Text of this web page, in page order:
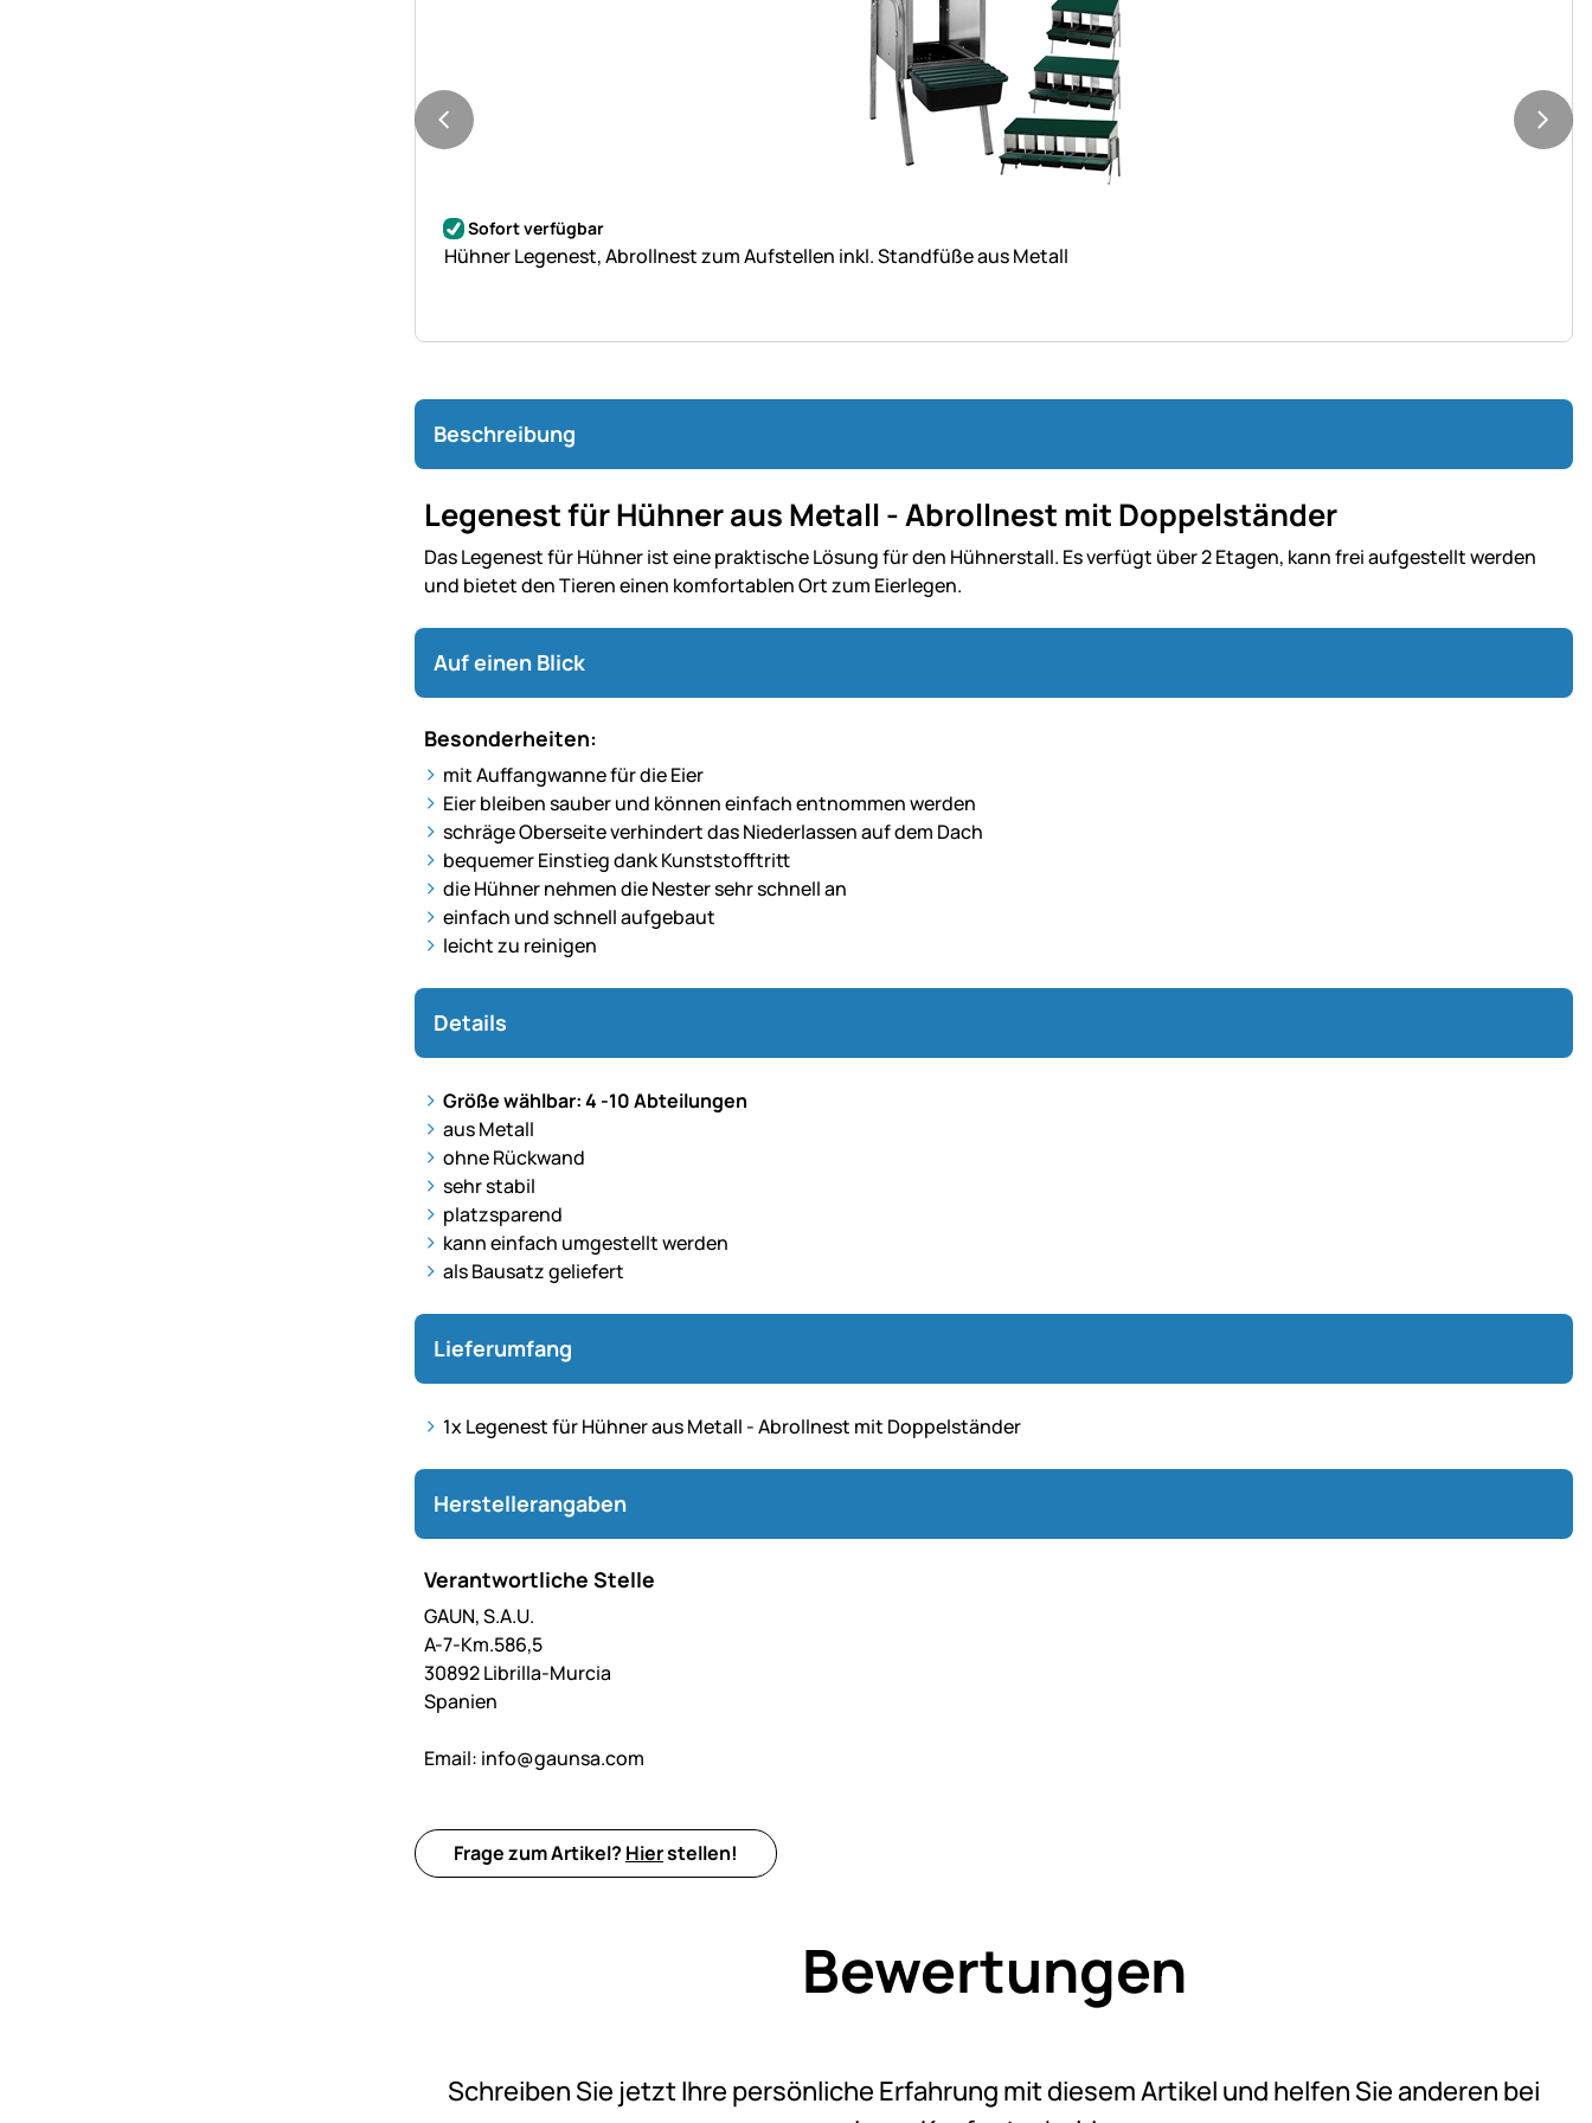
Noch keine Bewertungen abgegeben
Sofort verfügbar
Hühner Legenest, Abrollnest zum Aufstellen inkl. Standfüße aus Metall
Beschreibung
Legenest für Hühner aus Metall - Abrollnest mit Doppelständer
Das Legenest für Hühner ist eine praktische Lösung für den Hühnerstall. Es verfügt über 2 Etagen, kann frei aufgestellt werden
und bietet den Tieren einen komfortablen Ort zum Eierlegen.
Auf einen Blick
Besonderheiten:
mit Auffangwanne für die Eier
Eier bleiben sauber und können einfach entnommen werden
schräge Oberseite verhindert das Niederlassen auf dem Dach
bequemer Einstieg dank Kunststofftritt
die Hühner nehmen die Nester sehr schnell an
einfach und schnell aufgebaut
leicht zu reinigen
Details
Größe wählbar: 4 -10 Abteilungen
aus Metall
ohne Rückwand
sehr stabil
platzsparend
kann einfach umgestellt werden
als Bausatz geliefert
Lieferumfang
1x Legenest für Hühner aus Metall - Abrollnest mit Doppelständer
Herstellerangaben
Verantwortliche Stelle
GAUN, S.A.U.
A-7-Km.586,5
30892 Librilla-Murcia
Spanien
Email: info@gaunsa.com
Frage zum Artikel? Hierstellen!
Bewertungen
Schreiben Sie jetzt Ihre persönliche Erfahrung mit diesem Artikel und helfen Sie anderen bei